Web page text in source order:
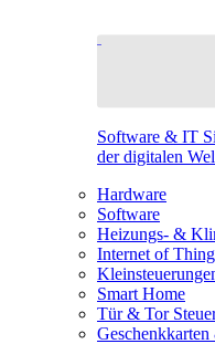
Software & IT
der digitalen
Hardware
Software
Heizungs- &
Internet of
Smart Home
Tür & Tor